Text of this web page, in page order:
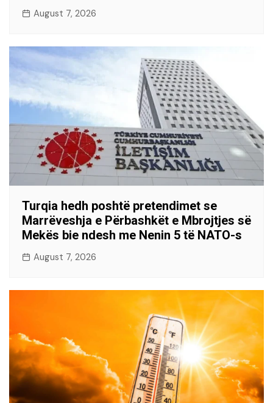
August 7, 2026
Turqia hedh poshtë pretendimet se
Marrëveshja e Përbashkët e Mbrojtjes së
Mekës bie ndesh me Nenin 5 të NATO-s
August 7, 2026